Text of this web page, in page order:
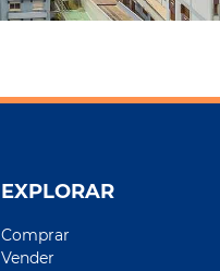
EXPLORAR
Comprar
Vender